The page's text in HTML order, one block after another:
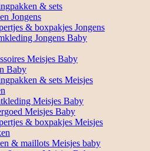
& sets
Jongens
& boxpakjes Jongens
Jongens Baby
Meisjes Baby
Baby
& sets Meisjes
Meisjes Baby
Meisjes Baby
& boxpakjes Meisjes
& maillots Meisjes baby